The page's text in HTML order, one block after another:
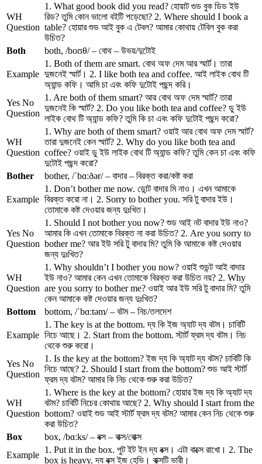
WH
Question
1. What good book did you read? হোয়াট গুড বুক ডিড ইউ
রিড? তুমি কোন ভালো বইটি পড়েছো? 2. Where should I book a
table? হোয়ার শুড আই বুক এ টেবল? আমার কোথায় টেবিল বুক করা
উচিত?
Both
both, /boʊθ/ – বোথ – উভয়/দুটোই
Example
1. Both of them are smart. বোথ অফ দেম আর স্মার্ট। তারা
দুজনেই স্মার্ট। 2. I like both tea and coffee. আই লাইক বোথ টি
অ্যান্ড কফি। আমি চা এবং কফি দুটোই পছন্দ করি।
Yes No
Question
1. Are both of them smart? আর বোথ অফ দেম স্মার্ট? তারা
দুজনেই কি স্মার্ট? 2. Do you like both tea and coffee? ডু ইউ
লাইক বোথ টি অ্যান্ড কফি? তুমি কি চা এবং কফি দুটোই পছন্দ করো?
WH
Question
1. Why are both of them smart? ওয়াই আর বোথ অফ দেম স্মার্ট?
তারা দুজনেই কেন স্মার্ট? 2. Why do you like both tea and
coffee? ওয়াই ডু ইউ লাইক বোথ টি অ্যান্ড কফি? তুমি কেন চা এবং কফি
দুটোই পছন্দ করো?
Bother
bother, /ˈbɑːðər/ – বাদার – বিরক্ত করা/কষ্ট করা
Example
1. Don’t bother me now. ডোন্ট বাদার মি নাও। এখন আমাকে
বিরক্ত করো না। 2. Sorry to bother you. সরি টু বাদার ইউ।
তোমাকে কষ্ট দেওয়ার জন্য দুঃখিত।
Yes No
Question
1. Should I not bother you now? শুড আই নট বাদার ইউ নাও?
আমার কি এখন তোমাকে বিরক্ত না করা উচিত? 2. Are you sorry to
bother me? আর ইউ সরি টু বাদার মি? তুমি কি আমাকে কষ্ট দেওয়ার
জন্য দুঃখিত?
WH
Question
1. Why shouldn’t I bother you now? ওয়াই শুডন্ট আই বাদার
ইউ নাও? আমার কেন এখন তোমাকে বিরক্ত করা উচিত নয়? 2. Why
are you sorry to bother me? ওয়াই আর ইউ সরি টু বাদার মি? তুমি
কেন আমাকে কষ্ট দেওয়ার জন্য দুঃখিত?
Bottom
bottom, /ˈbɑːtəm/ – বটম – নিচ/তলদেশ
Example
1. The key is at the bottom. দ্য কি ইজ অ্যাট দ্য বটম। চাবিটি
নিচে আছে। 2. Start from the bottom. স্টার্ট ফ্রম দ্য বটম। নিচ
থেকে শুরু করো।
Yes No
Question
1. Is the key at the bottom? ইজ দ্য কি অ্যাট দ্য বটম? চাবিটি কি
নিচে আছে? 2. Should I start from the bottom? শুড আই স্টার্ট
ফ্রম দ্য বটম? আমার কি নিচ থেকে শুরু করা উচিত?
WH
Question
1. Where is the key at the bottom? হোয়ার ইজ দ্য কি অ্যাট দ্য
বটম? চাবিটি নিচের কোথায় আছে? 2. Why should I start from the
bottom? ওয়াই শুড আই স্টার্ট ফ্রম দ্য বটম? আমার কেন নিচ থেকে শুরু
করা উচিত?
Box
box, /bɑːks/ – বক্স – বাক্স/বোক্স
Example
1. Put it in the box. পুট ইট ইন দ্য বক্স। এটা বাক্সে রাখো। 2. The
box is heavy. দ্য বক্স ইজ হেভি। বাক্সটি ভারী।